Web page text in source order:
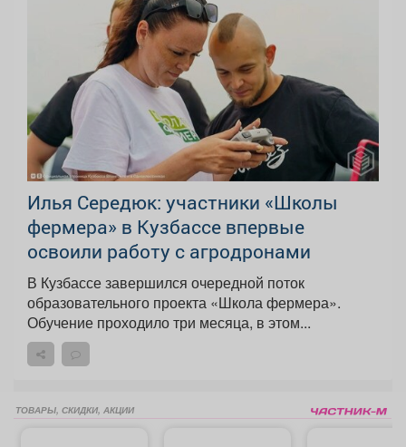
Илья Середюк: участники «Школы
фермера» в Кузбассе впервые
освоили работу с агродронами
В Кузбассе завершился очередной поток
образовательного проекта «Школа фермера».
Обучение проходило три месяца, в этом...
ТОВАРЫ, СКИДКИ, АКЦИИ